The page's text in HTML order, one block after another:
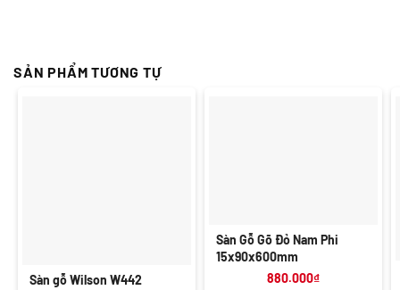
SẢN PHẨM TƯƠNG TỰ
Sàn gỗ Wilson W442
Sàn Gỗ Gõ Đỏ Nam Phi
15x90x600mm
880.000₫